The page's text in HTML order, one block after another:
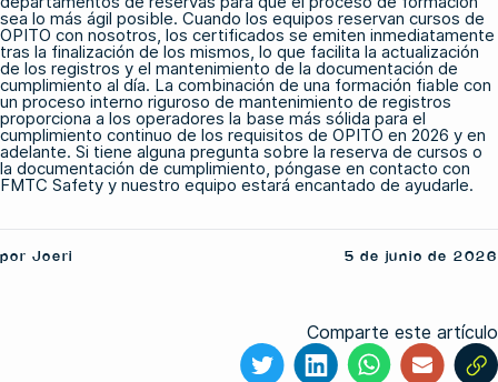
sea lo más ágil posible. Cuando los equipos reservan cursos de
OPITO con nosotros, los certificados se emiten inmediatamente
tras la finalización de los mismos, lo que facilita la actualización
de los registros y el mantenimiento de la documentación de
cumplimiento al día. La combinación de una formación fiable con
un proceso interno riguroso de mantenimiento de registros
proporciona a los operadores la base más sólida para el
cumplimiento continuo de los requisitos de OPITO en 2026 y en
adelante. Si tiene alguna pregunta sobre la reserva de cursos o
la documentación de cumplimiento, póngase en contacto con
FMTC Safety y nuestro equipo estará encantado de ayudarle.
por Joeri 5 de junio de 2026
Comparte este artículo